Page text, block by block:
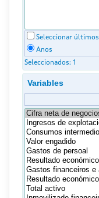
Seleccionar últimos
Anos
Seleccionados: 1
Variables